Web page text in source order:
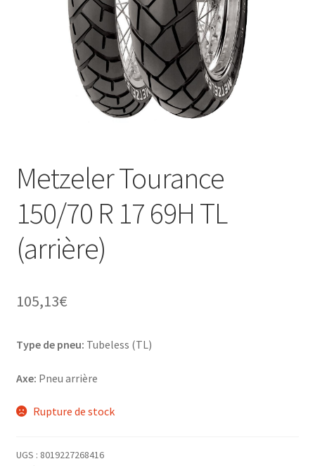
Metzeler Tourance
150/70 R 17 69H TL
(arrière)
105,13€
Type de pneu: Tubeless (TL)
Axe: Pneu arrière
Rupture de stock
UGS : 8019227268416